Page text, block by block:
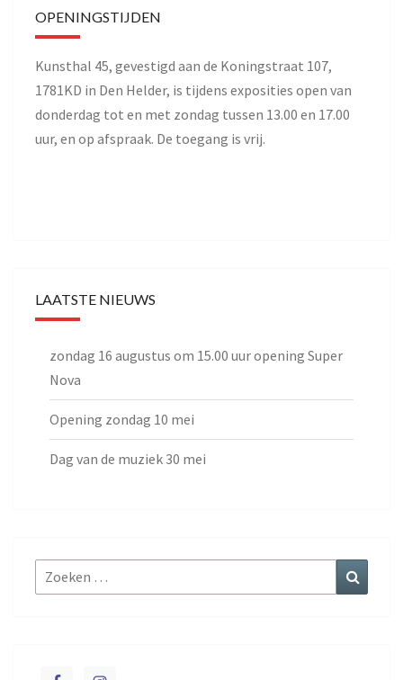
OPENINGSTIJDEN
Kunsthal 45, gevestigd aan de Koningstraat 107,
1781KD in Den Helder, is tijdens exposities open van
donderdag tot en met zondag tussen 13.00 en 17.00
uur, en op afspraak. De toegang is vrij.
LAATSTE NIEUWS
zondag 16 augustus om 15.00 uur opening Super
Nova
Opening zondag 10 mei
Dag van de muziek 30 mei
Zoeken
naar: